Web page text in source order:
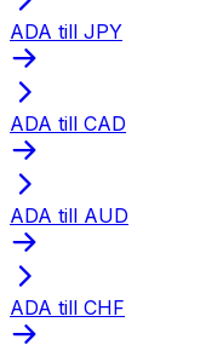
ADA till JPY
ADA till CAD
ADA till AUD
ADA till CHF